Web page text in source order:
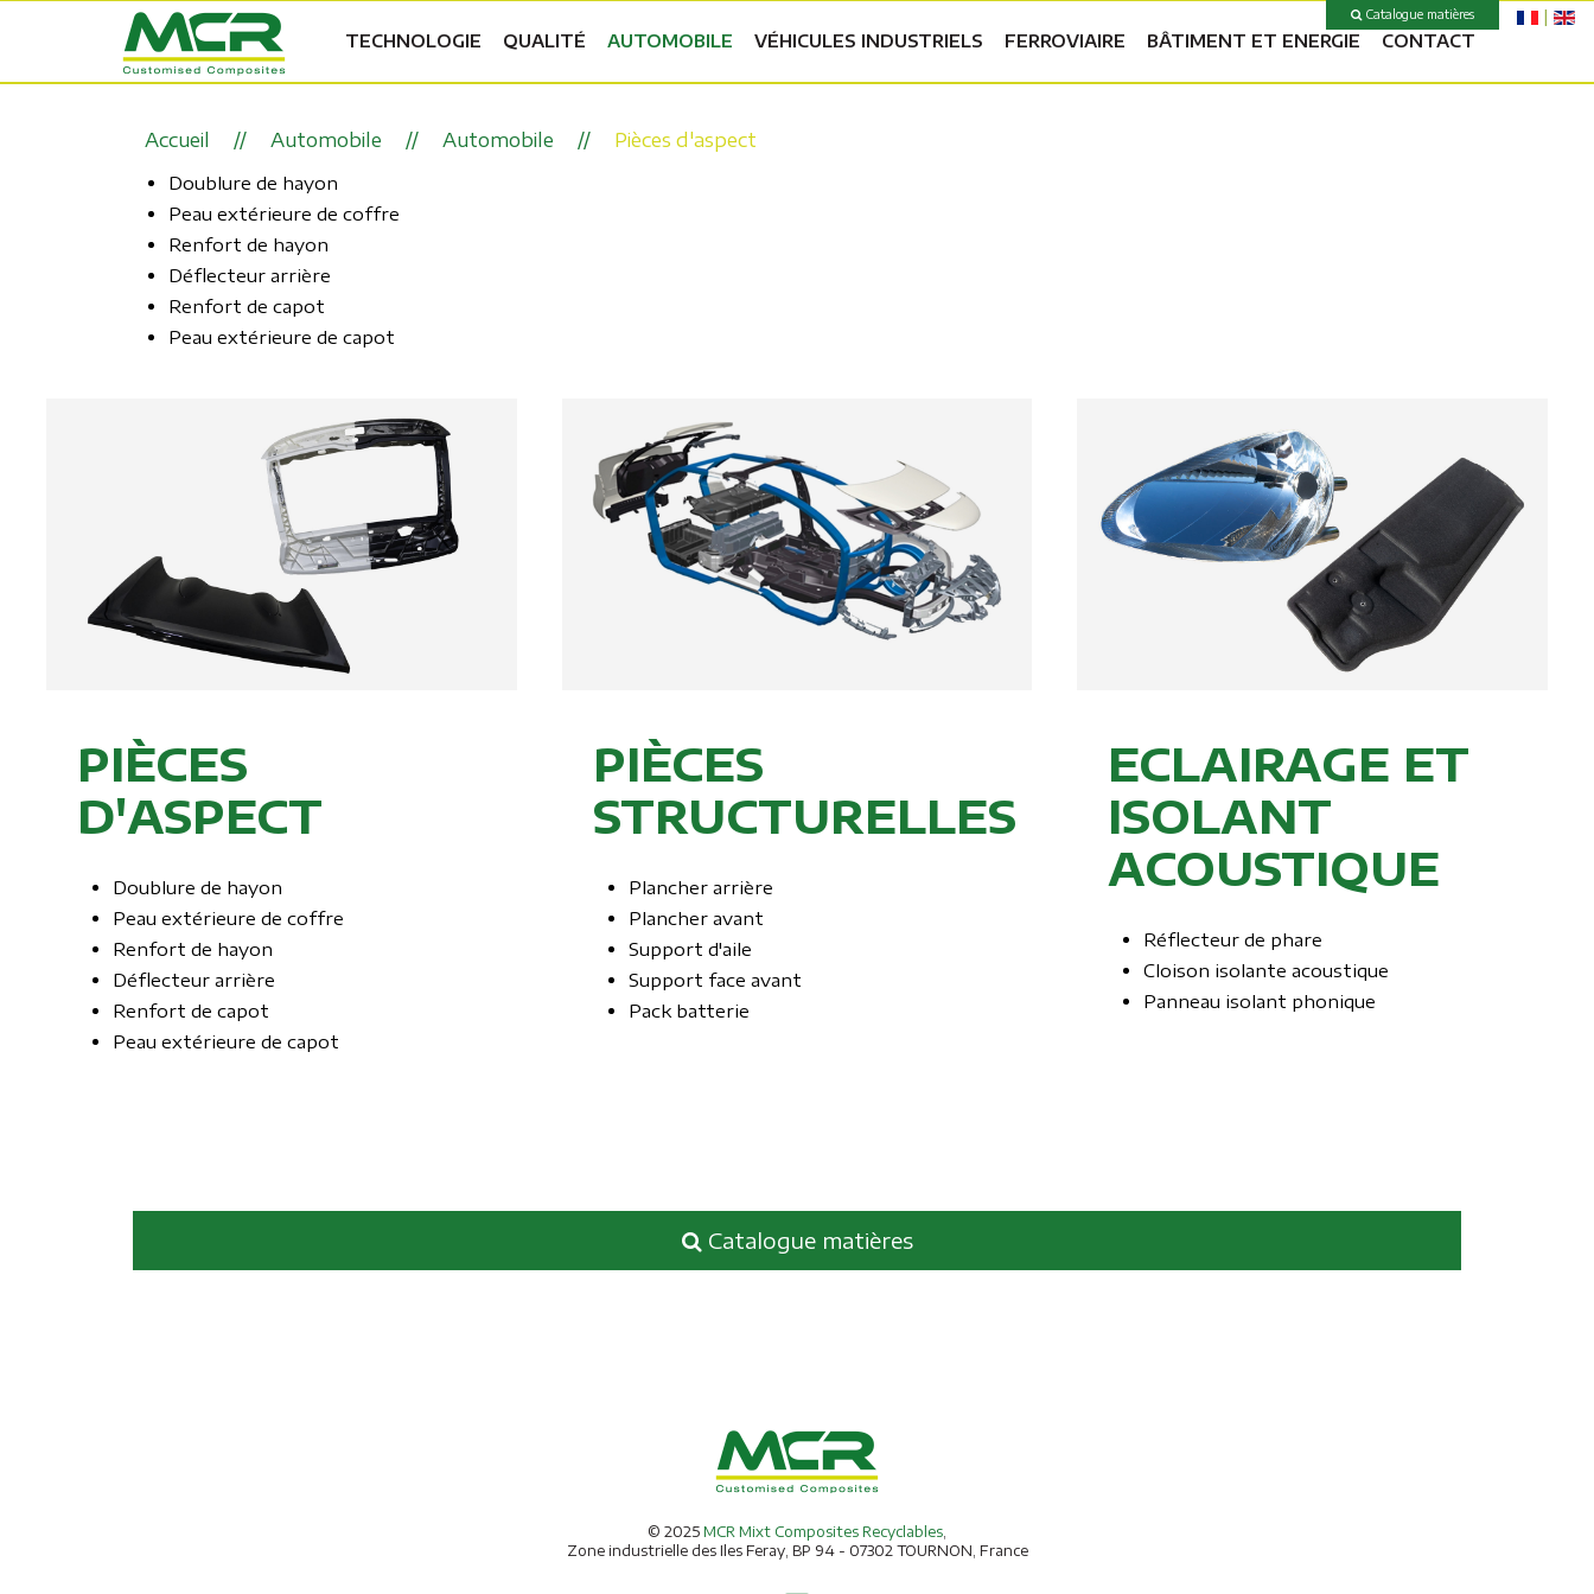
TECHNOLOGIE QUALITÉ AUTOMOBILE VÉHICULES INDUSTRIELS FERROVIAIRE BÂTIMENT ET ENERGIE CONTACT
Catalogue matières
Accueil Automobile Automobile Pièces d'aspect
Doublure de hayon
Peau extérieure de coffre
Renfort de hayon
Déflecteur arrière
Renfort de capot
Peau extérieure de capot
PIÈCES
D'ASPECT
Doublure de hayon
Peau extérieure de coffre
Renfort de hayon
Déflecteur arrière
Renfort de capot
Peau extérieure de capot
PIÈCES
STRUCTURELLES
Plancher arrière
Plancher avant
Support d'aile
Support face avant
Pack batterie
ECLAIRAGE ET
ISOLANT
ACOUSTIQUE
Réflecteur de phare
Cloison isolante acoustique
Panneau isolant phonique
Catalogue matières
© 2025 MCR Mixt Composites Recyclables,
Zone industrielle des Iles Feray, BP 94 - 07302 TOURNON, France